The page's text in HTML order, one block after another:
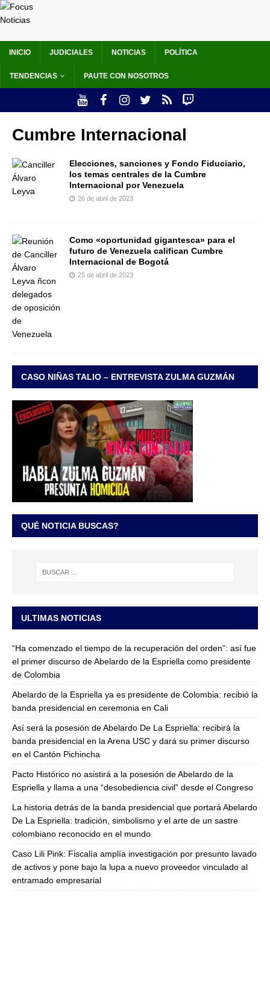
INICIO JUDICIALES NOTICIAS POLÍTICA
TENDENCIAS PAUTE CON NOSOTROS
Cumbre Internacional
Elecciones, sanciones y Fondo Fiduciario,
los temas centrales de la Cumbre
Internacional por Venezuela
26 de abril de 2023
Como «oportunidad gigantesca» para el
futuro de Venezuela califican Cumbre
Internacional de Bogotá
25 de abril de 2023
CASO NIÑAS TALIO – ENTREVISTA ZULMA GUZMÁN
QUÉ NOTICIA BUSCAS?
ULTIMAS NOTICIAS
“Ha comenzado el tiempo de la recuperación del orden”: así fue
el primer discurso de Abelardo de la Espriella como presidente
de Colombia
Abelardo de la Espriella ya es presidente de Colombia: recibió la
banda presidencial en ceremonia en Cali
Así será la posesión de Abelardo De La Espriella: recibirá la
banda presidencial en la Arena USC y dará su primer discurso
en el Cantón Pichincha
Pacto Histórico no asistirá a la posesión de Abelardo de la
Espriella y llama a una “desobediencia civil” desde el Congreso
La historia detrás de la banda presidencial que portará Abelardo
De La Espriella: tradición, simbolismo y el arte de un sastre
colombiano reconocido en el mundo
Caso Lili Pink: Fiscalía amplía investigación por presunto lavado
de activos y pone bajo la lupa a nuevo proveedor vinculado al
entramado empresarial